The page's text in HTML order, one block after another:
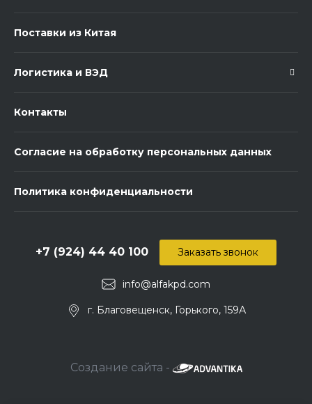
Поставки из Китая
Логистика и ВЭД
Контакты
Согласие на обработку персональных данных
Политика конфиденциальности
info@alfakpd.com
+7 (924) 44 40 100
г. Благовещенск, Горького, 159А
Заказать звонок
Создание сайта -